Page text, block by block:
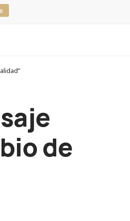
de